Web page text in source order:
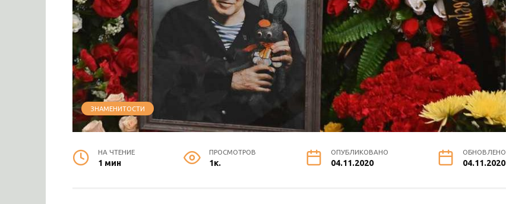
ЗНАМЕНИТОСТИ
НА ЧТЕНИЕ
1 мин
ПРОСМОТРОВ
1к.
ОПУБЛИКОВАНО
04.11.2020
ОБНОВЛЕНО
04.11.2020